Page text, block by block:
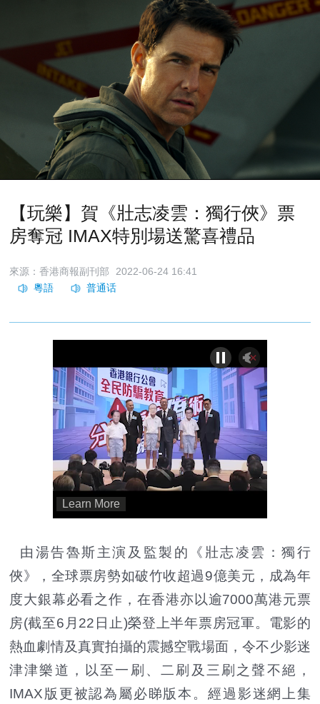
【玩樂】賀《壯志凌雲：獨行俠》票
房奪冠 IMAX特別場送驚喜禮品
來源：香港商報副刊部 2022-06-24 16:41
由湯告魯斯主演及監製的《壯志凌雲：獨行
俠》，全球票房勢如破竹收超過9億美元，成為年
度大銀幕必看之作，在香港亦以逾7000萬港元票
房(截至6月22日止)榮登上半年票房冠軍。電影的
熱血劇情及真實拍攝的震撼空戰場面，令不少影迷
津津樂道，以至一刷、二刷及三刷之聲不絕，
IMAX版更被認為屬必睇版本。經過影迷網上集